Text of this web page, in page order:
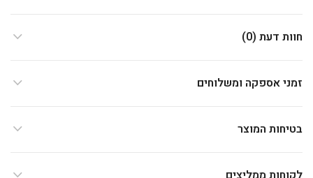
חוות דעת (0)
זמני אספקה ומשלוחים
בטיחות המוצר